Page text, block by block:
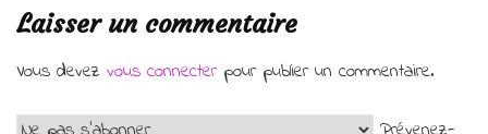
Laisser un commentaire
Vous devez vous connecterpour publier un commentaire.